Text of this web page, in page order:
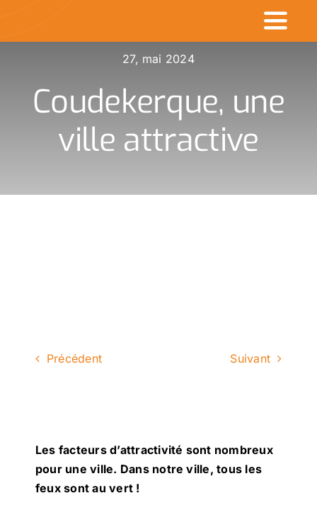
Commerçants en
Made in CDK
Actualités
27, mai 2024
Coudekerque, une
ville attractive
Précédent Suivant
Les facteurs d’attractivité sont nombreux
pour une ville. Dans notre ville, tous les
feux sont au vert !